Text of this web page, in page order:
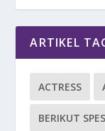
ARTIKEL
ACTRESS
BERIKUT